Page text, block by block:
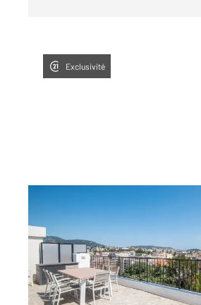
Exclusivité
, 5 pièces
Ref : 625
Appartement F5 à vendre
1 055 000 €
Visiter le site dédié